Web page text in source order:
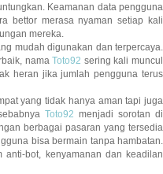
Keamanan data pengguna
bettor merasa nyaman setiap kali
mereka.
mudah digunakan dan terpercaya.
namaToto92 sering kali muncul
heran jika jumlah pengguna terus
yang tidak hanya aman tapi juga
Toto92 menjadi sorotan di
berbagai pasaran yang tersedia
bisa bermain tanpa hambatan.
anti-bot, kenyamanan dan keadilan